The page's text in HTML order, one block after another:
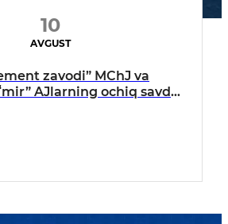
10
AVGUST
zavodi” MChJ va
AJlarning ochiq savdo